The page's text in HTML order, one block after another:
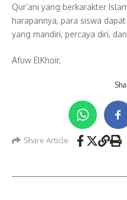
Qur’ani yang berkarakter
harapannya, para siswa
yang mandiri, percaya diri,
Afuw ElKhoir,
Share Article